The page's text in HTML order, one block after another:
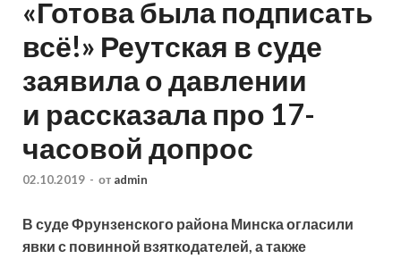
«Готова была подписать
всё!» Реутская в суде
заявила о давлении
и рассказала про 17-
часовой допрос
02.10.2019 - от admin
В суде Фрунзенского района Минска огласили
явки с повинной взяткодателей, а также